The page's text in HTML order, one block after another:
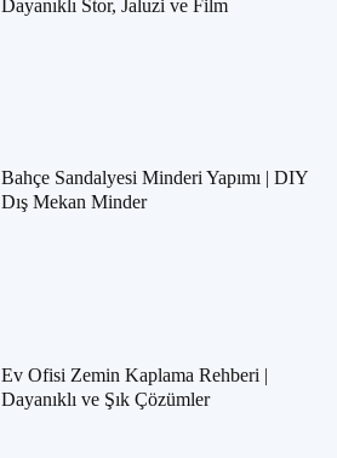
Dayanıklı Stor, Jaluzi ve Film
Bahçe Sandalyesi Minderi Yapımı | DIY
Dış Mekan Minder
Ev Ofisi Zemin Kaplama Rehberi |
Dayanıklı ve Şık Çözümler